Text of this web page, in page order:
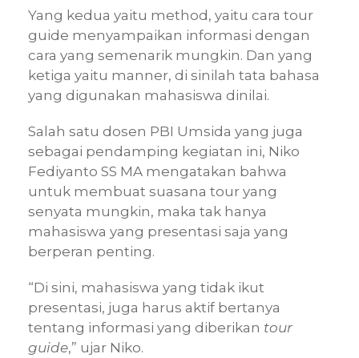
Yang kedua yaitu method, yaitu cara tour
guide menyampaikan informasi dengan
cara yang semenarik mungkin. Dan yang
ketiga yaitu manner, di sinilah tata bahasa
yang digunakan mahasiswa dinilai.
Salah satu dosen PBI Umsida yang juga
sebagai pendamping kegiatan ini, Niko
Fediyanto SS MA mengatakan bahwa
untuk membuat suasana tour yang
senyata mungkin, maka tak hanya
mahasiswa yang presentasi saja yang
berperan penting.
“Di sini, mahasiswa yang tidak ikut
presentasi, juga harus aktif bertanya
tentang informasi yang diberikan tour
guide,” ujar Niko.